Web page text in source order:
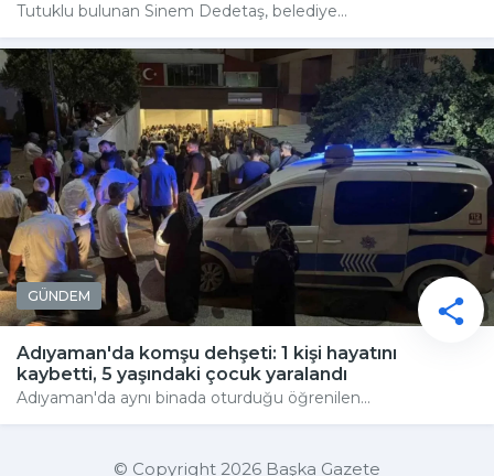
Tutuklu bulunan Sinem Dedetaş, belediye...
GÜNDEM
Adıyaman'da komşu dehşeti: 1 kişi hayatını
kaybetti, 5 yaşındaki çocuk yaralandı
Adıyaman'da aynı binada oturduğu öğrenilen...
© Copyright 2026 Başka Gazete